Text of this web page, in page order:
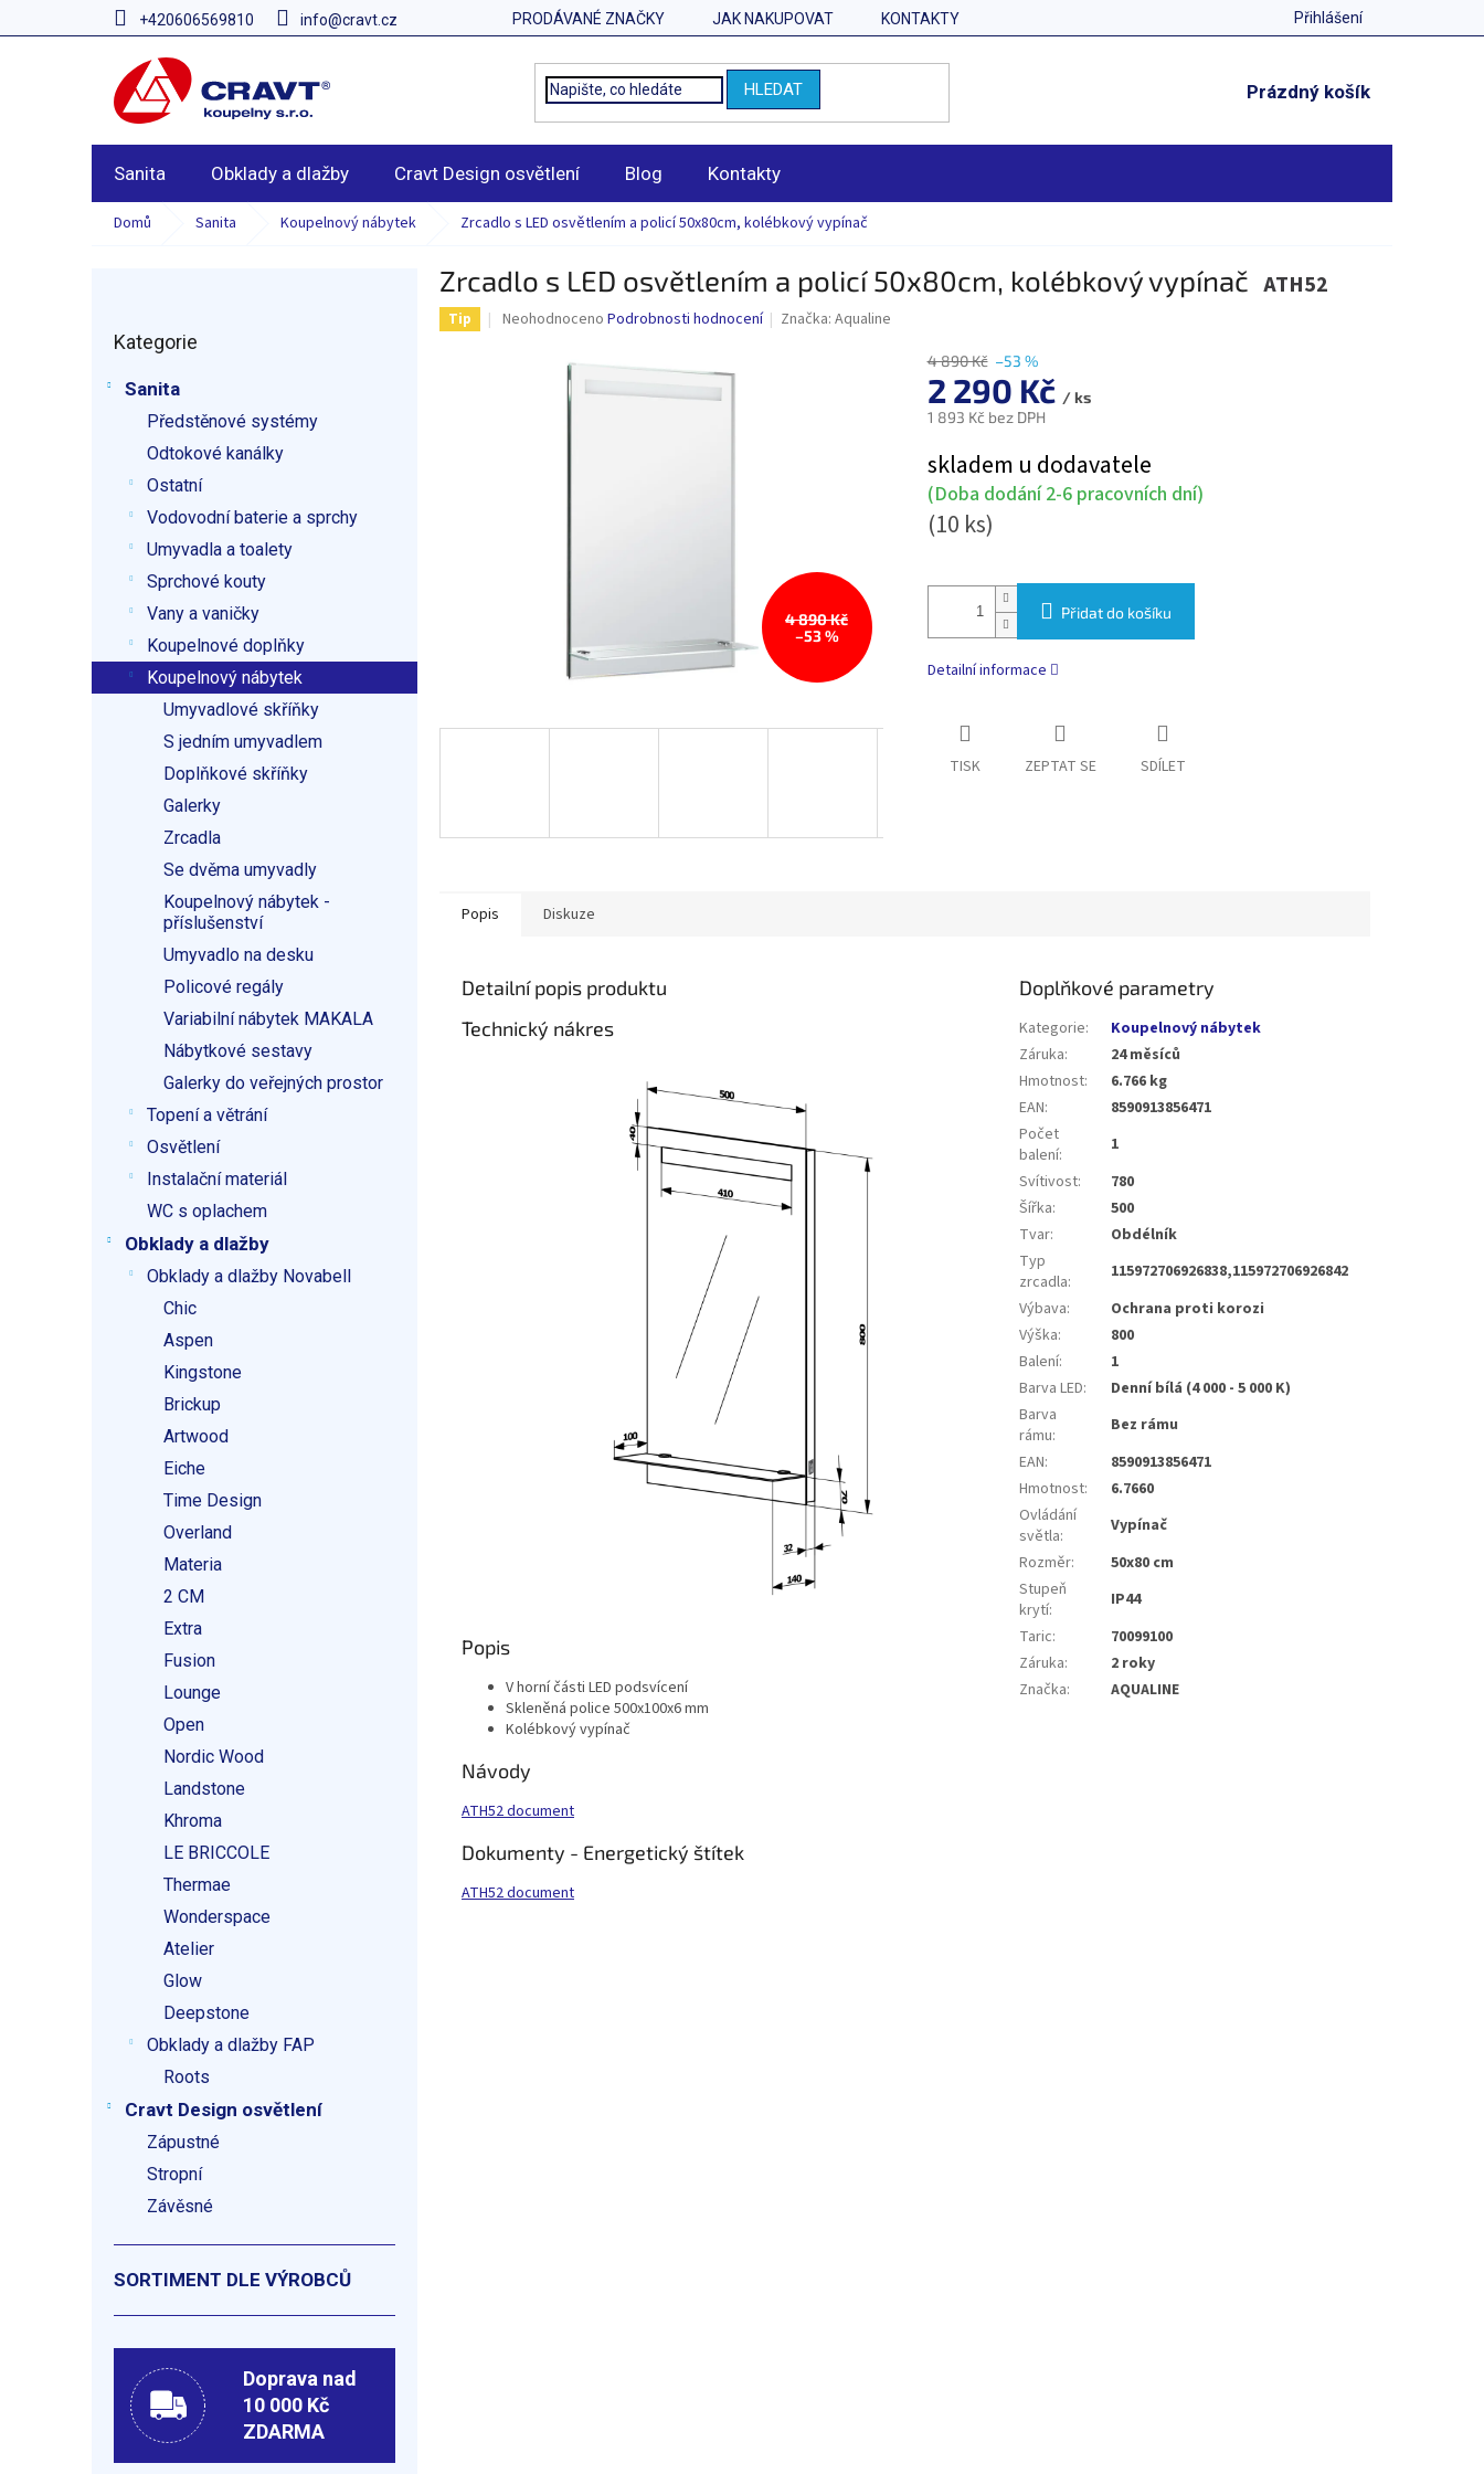
na
+420606569810 info@cravt.cz PRODÁVANÉ ZNAČKY JAK NAKUPOVAT KONTAKTY Přihlášení
HLEDAT
NÁKUPNÍ
Prázdný košík
Sanita Obklady a dlažby Cravt Design osvětlení Blog Kontakty
Domů Sanita Koupelnový nábytek Zrcadlo s LED osvětlením a policí 50x80cm, kolébkový vypínač
kategorie
Kategorie
Sanita
Předstěnové systémy
Odtokové kanálky
Ostatní
Vodovodní baterie a sprchy
Umyvadla a toalety
Sprchové kouty
Vany a vaničky
Koupelnové doplňky
Koupelnový nábytek
Umyvadlové skříňky
S jedním umyvadlem
Doplňkové skříňky
Galerky
Zrcadla
Se dvěma umyvadly
Koupelnový nábytek -
příslušenství
Umyvadlo na desku
Policové regály
Variabilní nábytek MAKALA
Nábytkové sestavy
Galerky do veřejných prostor
Topení a větrání
Osvětlení
Instalační materiál
WC s oplachem
Obklady a dlažby
Obklady a dlažby Novabell
Chic
Aspen
Kingstone
Brickup
Artwood
Eiche
Time Design
Overland
Materia
2 CM
Extra
Fusion
Lounge
Open
Nordic Wood
Landstone
Khroma
LE BRICCOLE
Thermae
Wonderspace
Atelier
Glow
Deepstone
Obklady a dlažby FAP
Roots
Cravt Design osvětlení
Zápustné
Stropní
Závěsné
SORTIMENT DLE VÝROBCŮ
Doprava nad
10 000 Kč
ZDARMA
Zrcadlo s LED osvětlením a policí 50x80cm, kolébkový vypínač ATH52
Tip
Průměrné
Neohodnoceno Podrobnosti hodnocení Značka:Aqualine
4 890 Kč
–53 %
4 890 Kč –53 %
2 290 Kč / ks
1 893 Kč bez DPH
cena:
skladem u dodavatele
(Doba dodání 2-6 pracovních dní)
(10 ks)
Přidat do košíku
Detailní informace
TISK ZEPTAT SE SDÍLET
Popis Diskuze
Detailní popis produktu
Technický nákres
Popis
V horní části LED podsvícení
Skleněná police 500x100x6 mm
Kolébkový vypínač
Návody
ATH52 document
Dokumenty - Energetický štítek
ATH52 document
Doplňkové parametry
Kategorie:
Koupelnový nábytek
Záruka:
24 měsíců
Hmotnost:
6.766 kg
EAN:
8590913856471
Počet
balení:
1
Svítivost:
780
Šířka:
500
Tvar:
Obdélník
Typ
zrcadla:
115972706926838,115972706926842
Výbava:
Ochrana proti korozi
Výška:
800
Balení:
1
Barva LED:
Denní bílá (4 000 - 5 000 K)
Barva
rámu:
Bez rámu
EAN:
8590913856471
Hmotnost:
6.7660
Ovládání
světla:
Vypínač
Rozměr:
50x80 cm
Stupeň
krytí:
IP44
Taric:
70099100
Záruka:
2 roky
Značka: AQUALINE